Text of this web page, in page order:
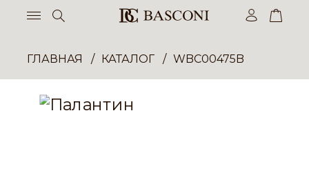
ГЛАВНАЯ КАТАЛОГ WBC00475B